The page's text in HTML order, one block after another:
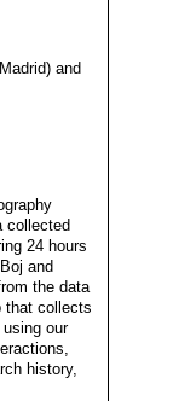
and
collected
24 hours
and
the data
that collects
our
history,